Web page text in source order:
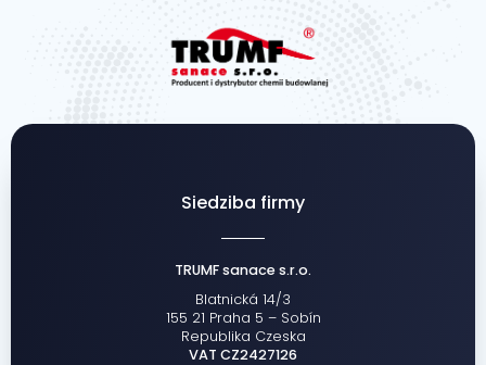
Siedziba firmy
TRUMF sanace s.r.o.
Blatnická 14/3
155 21 Praha 5 – Sobín
Republika Czeska
VAT CZ2427126